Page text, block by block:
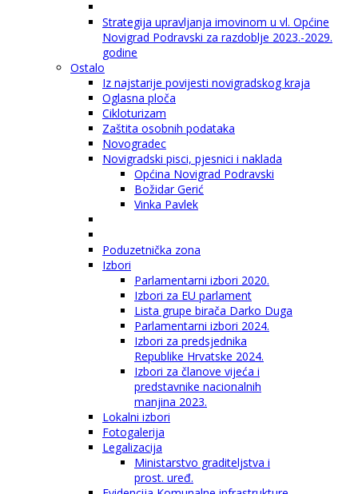
Strategija upravljanja imovinom u vl. Općine
Novigrad Podravski za razdoblje 2023.-2029.
godine
Ostalo
Iz najstarije povijesti novigradskog kraja
Oglasna ploča
Cikloturizam
Zaštita osobnih podataka
Novogradec
Novigradski pisci, pjesnici i naklada
Općina Novigrad Podravski
Božidar Gerić
Vinka Pavlek
Poduzetnička zona
Izbori
Parlamentarni izbori 2020.
Izbori za EU parlament
Lista grupe birača Darko Duga
Parlamentarni izbori 2024.
Izbori za predsjednika
Republike Hrvatske 2024.
Izbori za članove vijeća i
predstavnike nacionalnih
manjina 2023.
Lokalni izbori
Fotogalerija
Legalizacija
Ministarstvo graditeljstva i
prost. uređ.